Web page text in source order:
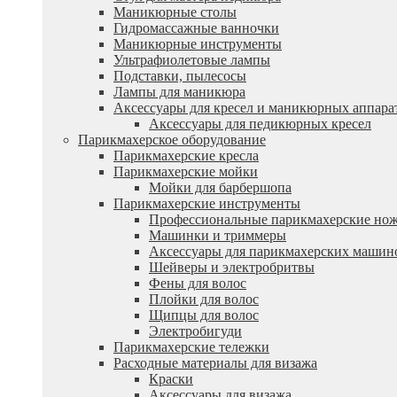
Маникюрные столы
Гидромассажные ванночки
Маникюрные инструменты
Ультрафиолетовые лампы
Подставки, пылесосы
Лампы для маникюра
Аксессуары для кресел и маникюрных
Аксессуары для педикюрных кресел
Парикмахерское оборудование
Парикмахерские кресла
Парикмахерские мойки
Мойки для барбершопа
Парикмахерские инструменты
Профессиональные парикмахерские
Машинки и триммеры
Аксессуары для парикмахерских
Шейверы и электробритвы
Фены для волос
Плойки для волос
Щипцы для волос
Электробигуди
Парикмахерские тележки
Расходные материалы для визажа
Краски